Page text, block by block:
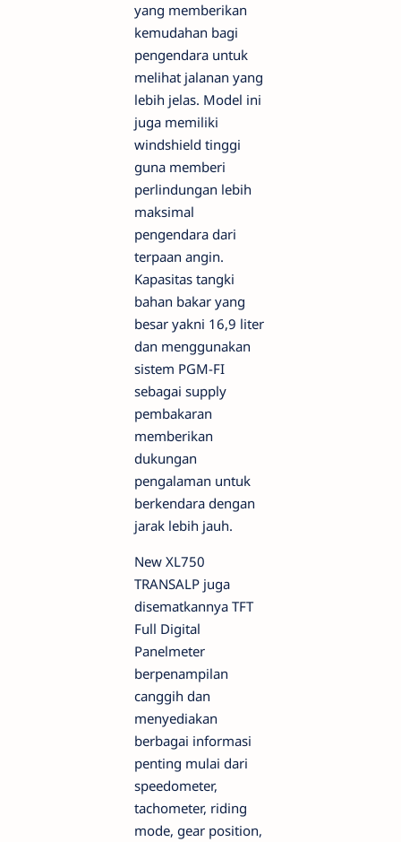
yang memberikan
kemudahan bagi
pengendara untuk
melihat jalanan yang
lebih jelas. Model ini
juga memiliki
windshield tinggi
guna memberi
perlindungan lebih
maksimal
pengendara dari
terpaan angin.
Kapasitas tangki
bahan bakar yang
besar yakni 16,9 liter
dan menggunakan
sistem PGM-FI
sebagai supply
pembakaran
memberikan
dukungan
pengalaman untuk
berkendara dengan
jarak lebih jauh.
New XL750
TRANSALP juga
disematkannya TFT
Full Digital
Panelmeter
berpenampilan
canggih dan
menyediakan
berbagai informasi
penting mulai dari
speedometer,
tachometer, riding
mode, gear position,